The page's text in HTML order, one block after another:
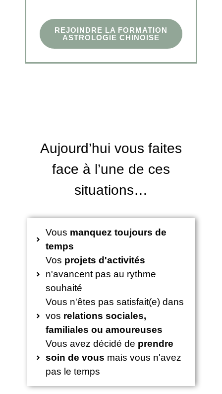
REJOINDRE LA FORMATION
ASTROLOGIE CHINOISE
Aujourd’hui vous faites
face à l’une de ces
situations…
Vous manquez toujours de
temps
Vos projets d'activités
n'avancent pas au rythme
souhaité
Vous n'êtes pas satisfait(e) dans
vos relations sociales,
familiales ou amoureuses
Vous avez décidé de prendre
soin de vous mais vous n'avez
pas le temps